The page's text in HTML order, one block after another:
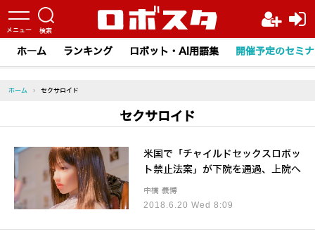
ホーム ランキング ロボット・AI用語集 開催予定のセミ
ホーム › セクサロイド
セクサロイド
2018.6.20 Wed 8:09
米国で「チャイルドセックスロボッ
ト禁止法案」が下院を通過、上院へ
中橋 義博